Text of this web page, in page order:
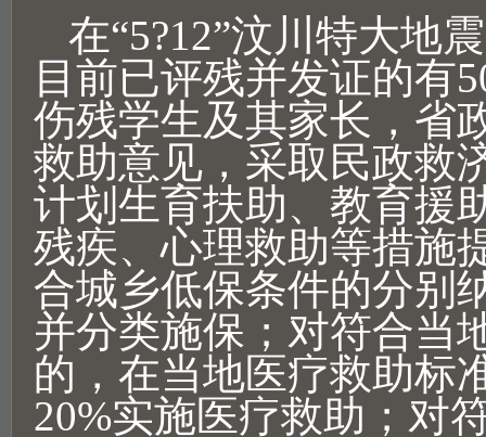
在“5?12”汶川特大地
目前已评残并发证的有
伤残学生及其家长，省
救助意见，采取民政救
计划生育扶助、教育援
残疾、心理救助等措施
合城乡低保条件的分别
并分类施保；对符合当
的，在当地医疗救助标
20%实施医疗救助；对